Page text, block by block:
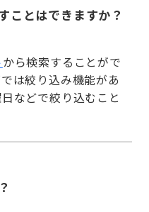
ことはできますか？
から検索することがで
は絞り込み機能があ
などで絞り込むこと